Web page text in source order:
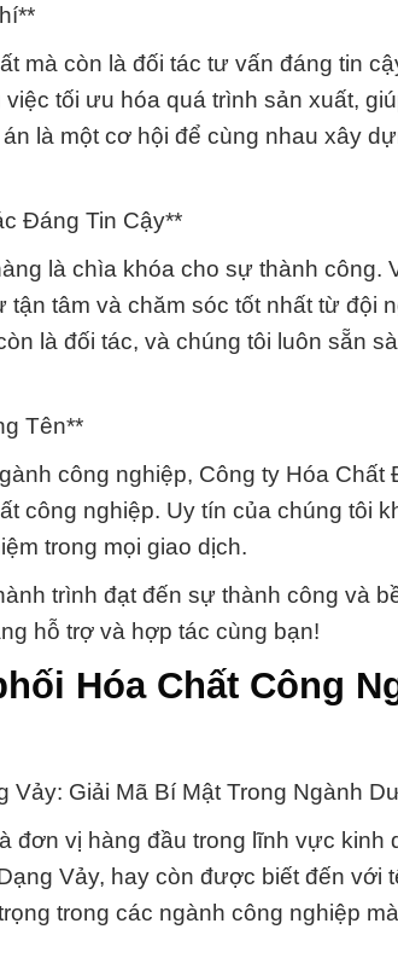
mà còn là đối tác tư vấn đáng tin
tối ưu hóa quá trình sản xuất,
là một cơ hội để cùng nhau xây
Đáng Tin Cậy**
là chìa khóa cho sự thành công.
tâm và chăm sóc tốt nhất từ đội
là đối tác, và chúng tôi luôn sẵn
Tên**
công nghiệp, Công ty Hóa
công nghiệp. Uy tín của chúng tôi
trong mọi giao dịch.
trình đạt đến sự thành công và
hỗ trợ và hợp tác cùng bạn!
Hóa Chất Công
Vảy: Giải Mã Bí Mật Trong Ngành
đơn vị hàng đầu trong lĩnh vực kinh
Vảy, hay còn được biết đến với
trong các ngành công nghiệp